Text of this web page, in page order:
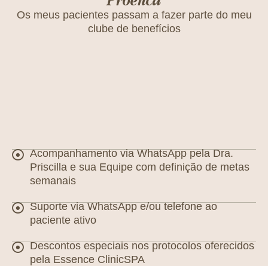
Os meus pacientes passam a fazer parte do meu
clube de benefícios
Acompanhamento via WhatsApp pela Dra.
Priscilla e sua Equipe com definição de metas
semanais
Suporte via WhatsApp e/ou telefone ao
paciente ativo
Descontos especiais nos protocolos oferecidos
pela Essence ClinicSPA